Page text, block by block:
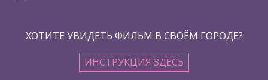
ХОТИТЕ УВИДЕТЬ ФИЛЬМ В СВОЁМ ГОРОДЕ?
ИНСТРУКЦИЯ ЗДЕСЬ